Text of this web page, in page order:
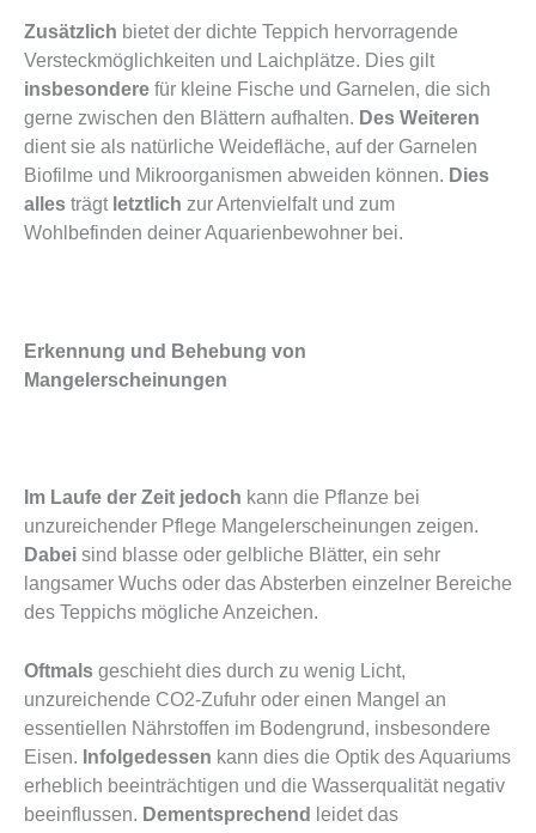
Zusätzlich bietet der dichte Teppich hervorragende
Versteckmöglichkeiten und Laichplätze. Dies gilt
insbesondere für kleine Fische und Garnelen, die sich
gerne zwischen den Blättern aufhalten. Des Weiteren
dient sie als natürliche Weidefläche, auf der Garnelen
Biofilme und Mikroorganismen abweiden können. Dies
alles trägt letztlich zur Artenvielfalt und zum
Wohlbefinden deiner Aquarienbewohner bei.
Erkennung und Behebung von
Mangelerscheinungen
Im Laufe der Zeit jedoch kann die Pflanze bei
unzureichender Pflege Mangelerscheinungen zeigen.
Dabei sind blasse oder gelbliche Blätter, ein sehr
langsamer Wuchs oder das Absterben einzelner Bereiche
des Teppichs mögliche Anzeichen.
Oftmals geschieht dies durch zu wenig Licht,
unzureichende CO2-Zufuhr oder einen Mangel an
essentiellen Nährstoffen im Bodengrund, insbesondere
Eisen. Infolgedessen kann dies die Optik des Aquariums
erheblich beeinträchtigen und die Wasserqualität negativ
beeinflussen. Dementsprechend leidet das